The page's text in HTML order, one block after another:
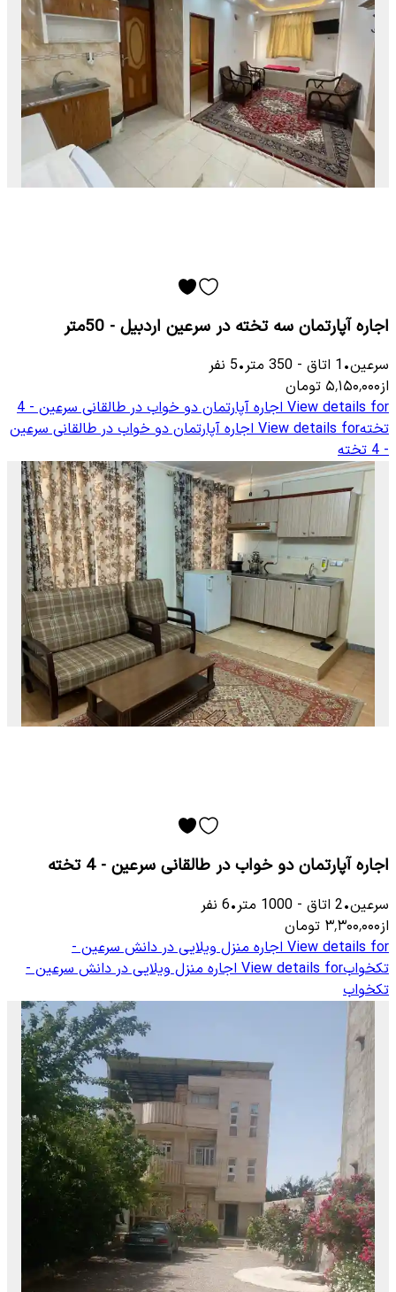
اجاره آپارتمان سه تخته در سرعین اردبیل - 50متر
سرعین•
1 اتاق -
350 متر•
5 نفر
از۵٬۱۵۰٬۰۰۰ تومان
View details for
اجاره آپارتمان دو خواب در طالقانی سرعین - 4
تختهView details for اجاره آپارتمان دو خواب در طالقانی سرعین
- 4 تخته
اجاره آپارتمان دو خواب در طالقانی سرعین - 4 تخته
سرعین•
2 اتاق -
1000 متر•
6 نفر
از۳٬۳۰۰٬۰۰۰ تومان
View details for اجاره منزل ویلایی در دانش سرعین -
تکخوابView details for اجاره منزل ویلایی در دانش سرعین -
تکخواب